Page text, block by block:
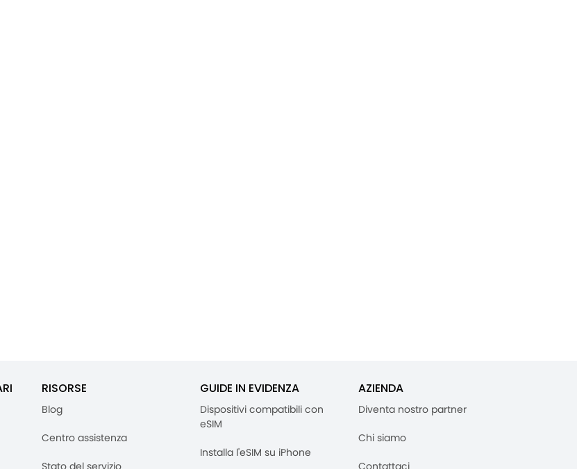
RISORSE
Blog
Centro assistenza
Stato del servizio
GUIDE IN EVIDENZA
Dispositivi compatibili con
eSIM
Installa l'eSIM su iPhone
AZIENDA
Diventa nostro partner
Chi siamo
Contattaci